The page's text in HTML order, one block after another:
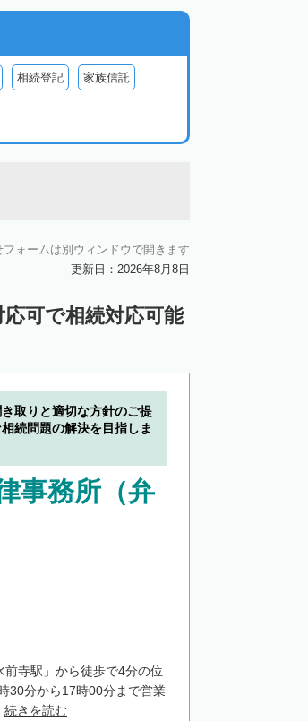
相続登記 家族信託
ォームは別ウィンドウで開きます
更新日：2026年8月8日
可で相続対応可能
取りと適切な方針のご提
続問題の解決を目指しま
事務所（弁
前寺駅」から徒歩で4分の位
30分から17時00分まで営業
続きを読む